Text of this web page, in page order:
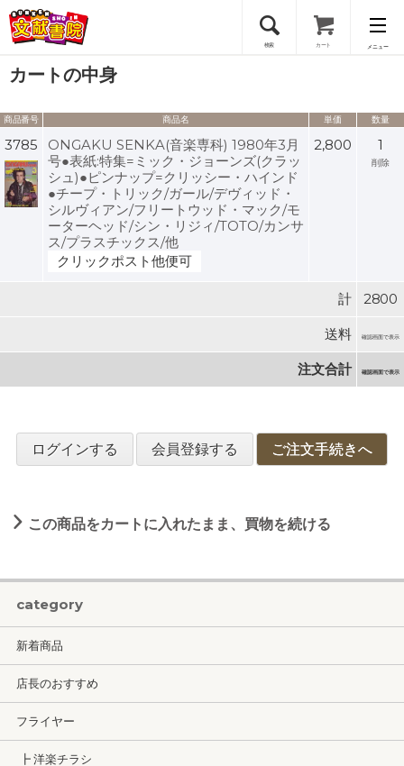
検索 カート メニュー
会員登録
ログイン
カートの中身
商品番号 商品名 単価 数量
3785
ONGAKU SENKA(音楽専科) 1980年3月
号●表紙:特集=ミック・ジョーンズ(クラッ
シュ)●ピンナップ=クリッシー・ハインド
●チープ・トリック/ガール/デヴィッド・
シルヴィアン/フリートウッド・マック/モ
ーターヘッド/シン・リジィ/TOTO/カンサ
ス/プラスチックス/他
クリックポスト他便可
2,800 1
削除
計 2800
送料 確認画面で表示
注文合計 確認画面で表示
ログインする 会員登録する ご注文手続きへ
この商品をカートに入れたまま、買物を続ける
category
新着商品
店長のおすすめ
フライヤー
┣ 洋楽チラシ